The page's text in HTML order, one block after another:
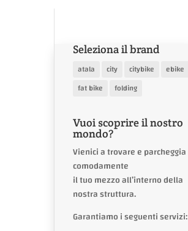
Seleziona il brand
atala city citybike
ebike
fat bike
folding
Vuoi scoprire il nostro
mondo?
Vienici a trovare e parcheggia
comodamente
il tuo mezzo all’interno della
nostra struttura.
Garantiamo i seguenti servizi: